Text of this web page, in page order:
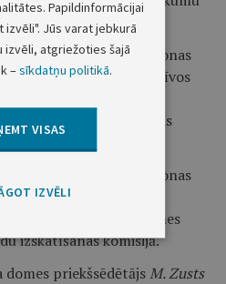
policijas amatpersonas
izdot administratīvos
(istabas) seska
prasību izpildi Saldus
policijas amatpersonas
normatīvajos aktos
Saldus novada domes
izskatīšanas komisijā.
domes priekšsēdētājsM. Zusts
Papildinformācijai
Jūs varat jebkurā
izvēli, atgriežoties šajā
–sīkdatņu politikā.
VISAS
IZVĒLI